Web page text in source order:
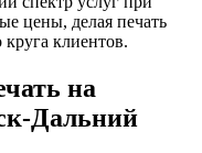
цены, делая печать
клиентов.
на
Дальний